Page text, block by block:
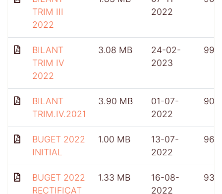
TRIM III
2022
2022
BILANT
TRIM IV
2022
3.08 MB
24-02-
2023
991
BILANT
TRIM.IV.2021
3.90 MB
01-07-
2022
909
BUGET 2022
INITIAL
1.00 MB
13-07-
2022
963
BUGET 2022
RECTIFICAT
1.33 MB
16-08-
2022
933